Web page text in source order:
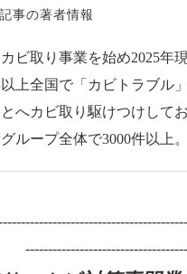
事の著者情報
ビ取り事業を始め2025年
上全国で「カビトラブル
へカビ取り駆けつけして
ループ全体で3000件以上。